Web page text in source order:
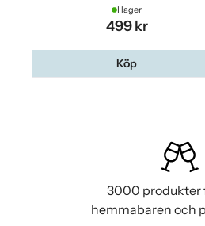
I lager
499 kr
Köp
3000 produkter
hemmabaren och